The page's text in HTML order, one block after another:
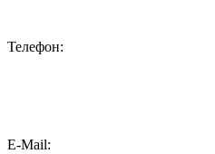
Телефон:
E-Mail: